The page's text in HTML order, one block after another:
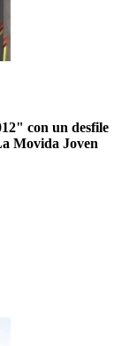
con un desfile
Movida Joven